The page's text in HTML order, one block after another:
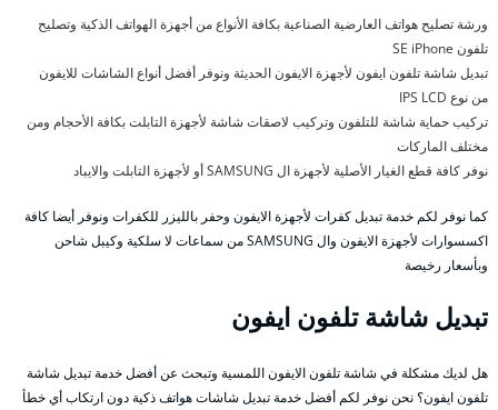
ورشة تصليح هواتف العارضية الصناعية بكافة الأنواع من أجهزة الهواتف الذكية وتصليح
تلفون SE iPhone
تبديل شاشة تلفون ايفون لأجهزة الايفون الحديثة ونوفر أفضل أنواع الشاشات للايفون
من نوع IPS LCD
تركيب حماية شاشة للتلفون وتركيب لاصقات شاشة لأجهزة التابلت بكافة الأحجام ومن
مختلف الماركات
نوفر كافة قطع الغيار الأصلية لأجهزة ال SAMSUNG أو لأجهزة التابلت والايباد
كما نوفر لكم خدمة تبديل كفرات لأجهزة الايفون وحفر بالليزر للكفرات ونوفر أيضا كافة
اكسسوارات لأجهزة الايفون وال SAMSUNG من سماعات لا سلكية وكيبل شاحن
وبأسعار رخيصة
تبديل شاشة تلفون ايفون
هل لديك مشكلة في شاشة تلفون الايفون اللمسية وتبحث عن أفضل خدمة تبديل شاشة
تلفون ايفون؟ نحن نوفر لكم أفضل خدمة تبديل شاشات هواتف ذكية دون ارتكاب أي خطأ